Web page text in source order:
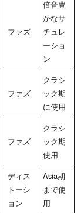
ファズ
倍音豊
かなサ
チュレ
ーショ
ン
ファズ
クラシ
ック期
に使用
ファズ
クラシ
ック期
使用
ディス
トーシ
ョン
Asia期
まで使
用